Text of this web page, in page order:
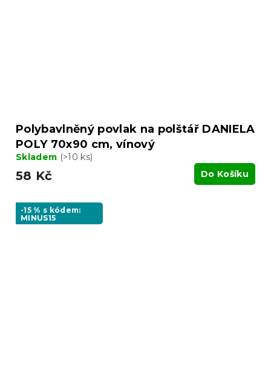
Polybavlněný povlak na polštář DANIELA
POLY 70x90 cm, vínový
Skladem (>10 ks)
58 Kč Do Košíku
-15 % s kódem:
MINUS15